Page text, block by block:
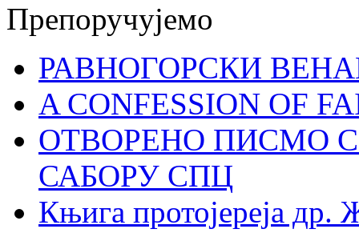
Препоручујемо
РАВНОГОРСКИ
A CONFESSION OF
ОТВОРЕНО ПИСМО
САБОРУ СПЦ
Књига протојереја др.